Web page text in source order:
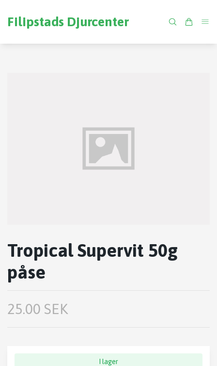
Filipstads Djurcenter
Tropical Supervit 50g
påse
25.00 SEK
I lager